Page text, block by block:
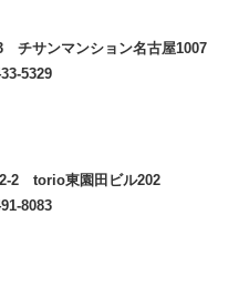
チサンマンション名古屋1007
5329
2 torio東園田ビル202
8083